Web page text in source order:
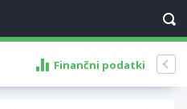
Finančni podatki